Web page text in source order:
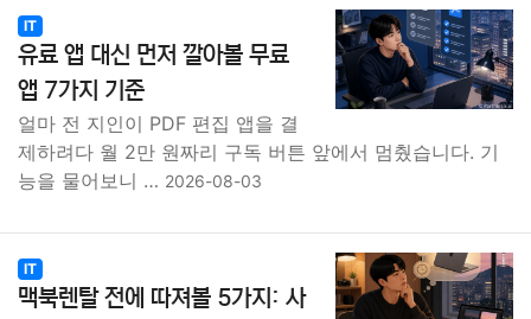
IT
유료 앱 대신 먼저 깔아볼 무료
앱 7가지 기준
얼마 전 지인이 PDF 편집 앱을 결
제하려다 월 2만 원짜리 구독 버튼 앞에서 멈췄습니다. 기
능을 물어보니 … 2026-08-03
IT
맥북렌탈 전에 따져볼 5가지: 사